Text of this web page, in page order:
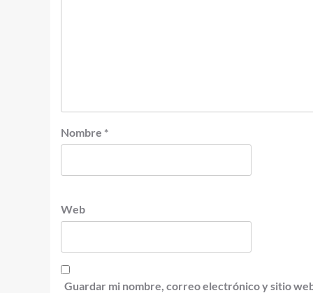
Nombre *
Web
Guardar mi nombre, correo electrónico y sitio